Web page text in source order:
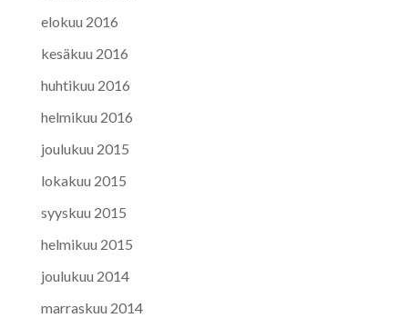
elokuu 2016
kesäkuu 2016
huhtikuu 2016
helmikuu 2016
joulukuu 2015
lokakuu 2015
syyskuu 2015
helmikuu 2015
joulukuu 2014
marraskuu 2014